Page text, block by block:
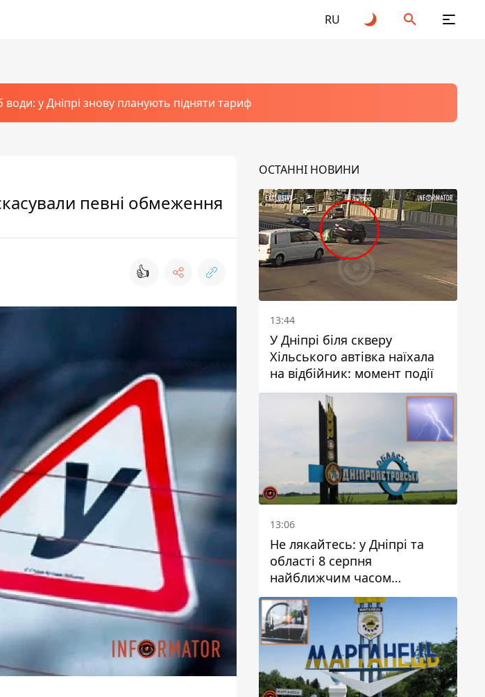
RU
у Дніпрі знову планують підняти тариф
певні обмеження
👍
ОСТАННІ НОВИНИ
13:44
У Дніпрі біля скверу
Хільського автівка наїхала
на відбійник: момент події
13:06
Не лякайтесь: у Дніпрі та
області 8 серпня
найближчим часом
очікується гроза